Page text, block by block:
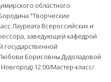
областного
"Творческие
Лауреата Всероссийских и
заведующей кафедрой
Борисовны Дудоладовой
12:00/Мастер-класс/